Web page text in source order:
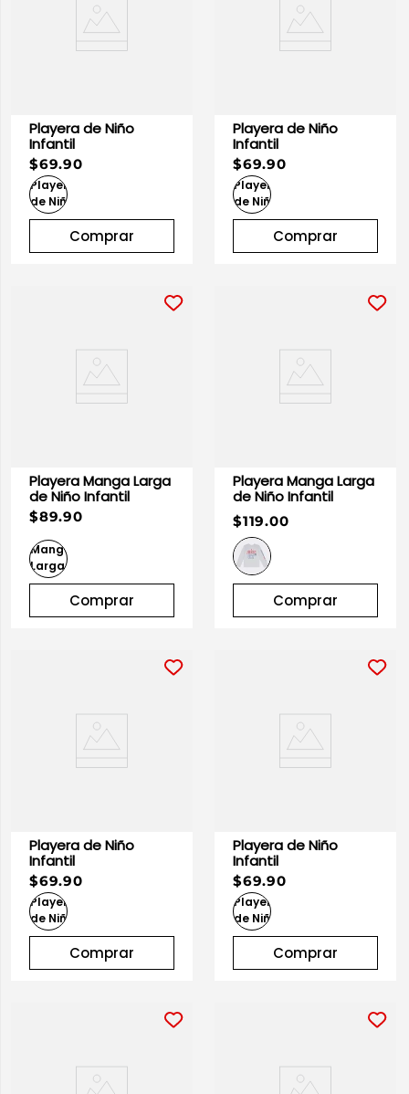
Playera de Niño
Infantil
$69.90
Comprar
Playera de Niño
Infantil
$69.90
Comprar
Playera Manga Larga
de Niño Infantil
$89.90
Comprar
Playera Manga Larga
de Niño Infantil
$119.00
Comprar
Playera de Niño
Infantil
$69.90
Comprar
Playera de Niño
Infantil
$69.90
Comprar